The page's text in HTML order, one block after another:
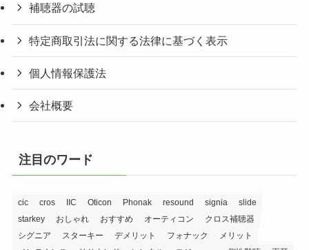
補聴器の試聴
特定商取引法に関する法律に基づく表示
個人情報保護法
会社概要
注目のワード
cic cros IIC Oticon Phonak resound signia
slide
starkey
おしゃれ おすすめ オーティコン
クロス補聴器
シグニア
スターキー デメリット フォナック
メリット